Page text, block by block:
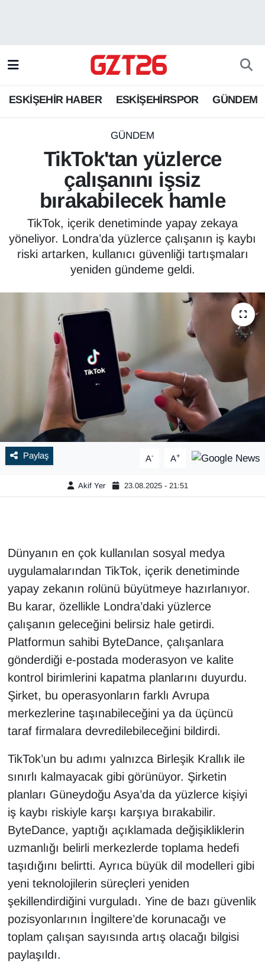
ESKİŞEHİR HABER ESKİŞEHİRSPOR GÜNDEM
GÜNDEM
TikTok'tan yüzlerce
çalışanını işsiz
bırakabilecek hamle
TikTok, içerik denetiminde yapay zekaya
yöneliyor. Londra’da yüzlerce çalışanın iş kaybı
riski artarken, kullanıcı güvenliği tartışmaları
yeniden gündeme geldi.
Paylaş A- A+
Akif Yer 23.08.2025 - 21:51
Dünyanın en çok kullanılan sosyal medya
uygulamalarından TikTok, içerik denetiminde
yapay zekanın rolünü büyütmeye hazırlanıyor.
Bu karar, özellikle Londra’daki yüzlerce
çalışanın geleceğini belirsiz hale getirdi.
Platformun sahibi ByteDance, çalışanlara
gönderdiği e-postada moderasyon ve kalite
kontrol birimlerini kapatma planlarını duyurdu.
Şirket, bu operasyonların farklı Avrupa
merkezlerine taşınabileceğini ya da üçüncü
taraf firmalara devredilebileceğini bildirdi.
TikTok’un bu adımı yalnızca Birleşik Krallık ile
sınırlı kalmayacak gibi görünüyor. Şirketin
planları Güneydoğu Asya’da da yüzlerce kişiyi
iş kaybı riskiyle karşı karşıya bırakabilir.
ByteDance, yaptığı açıklamada değişikliklerin
uzmanlığı belirli merkezlerde toplama hedefi
taşıdığını belirtti. Ayrıca büyük dil modelleri gibi
yeni teknolojilerin süreçleri yeniden
şekillendirdiğini vurguladı. Yine de bazı güvenlik
pozisyonlarının İngiltere’de korunacağı ve
toplam çalışan sayısında artış olacağı bilgisi
paylaşıldı.
ESKİŞEHİRSPOR
GÜNDEM
Odunpazarı Trafik Yoğunluk Haritası
Süper Lig Puan Durumu ve Fikstür
Son Dakika Haberleri
Haber Arşivi